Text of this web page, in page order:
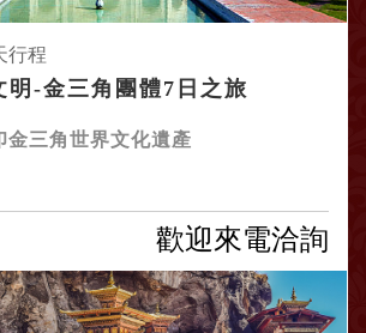
行程
明-金三角團體7日之旅
三角世界文化遺產
歡迎來電洽詢